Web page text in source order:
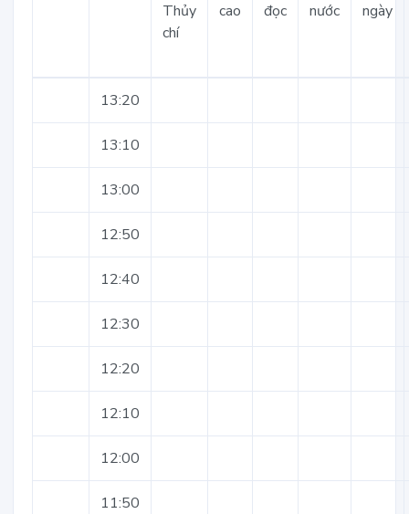
Thủy
chí
cao
đọc
nước
ngày
13:20
13:10
13:00
12:50
12:40
12:30
12:20
12:10
12:00
11:50